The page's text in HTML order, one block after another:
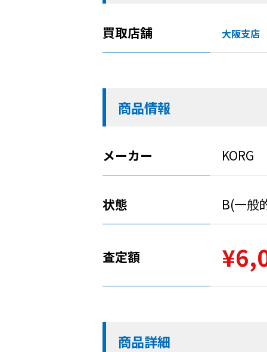
買取店舗 大阪支店
商品情報
メーカー KORG
状態 B(一
査定額
商品詳細